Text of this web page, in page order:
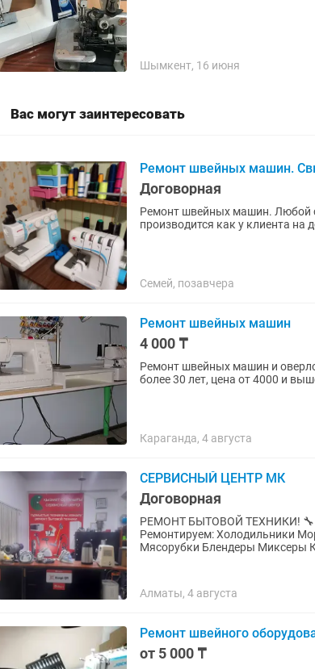
Шымкент, 16 июня
Вас могут заинтересовать
Ремонт швейных машин.
Договорная
Ремонт швейных машин. Любой
производится как у клиента на
Семей, позавчера
Ремонт швейных машин
4 000 ₸
Ремонт швейных машин и
более 30 лет, цена от 4000 и
Караганда, 4 августа
СЕРВИСНЫЙ ЦЕНТР МК
Договорная
РЕМОНТ БЫТОВОЙ ТЕХНИКИ! 🔧
Ремонтируем: Холодильники
Мясорубки Блендеры Миксеры
Алматы, 4 августа
Ремонт швейного
от 5 000 ₸